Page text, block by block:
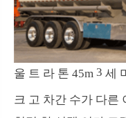
울 트 라 톤 45m 3 세
크 고 차간 수가 다른